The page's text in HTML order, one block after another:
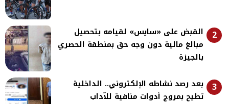
2
القبض على «سايس» لقيامه بتحصيل
مبالغ مالية دون وجه حق بمنطقة الحصري
بالجيزة
3
بعد رصد نشاطه الإلكتروني.. الداخلية
تطيح بمروج أدوات منافية للآداب